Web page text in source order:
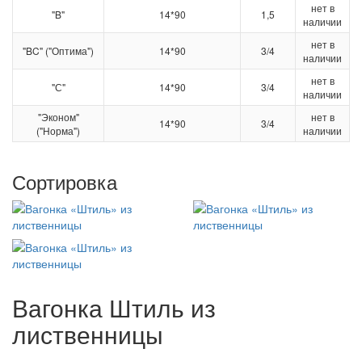
"B" 14*90 1,5
нет в
наличии
"BC" ("Оптима") 14*90 3/4
нет в
наличии
"С" 14*90 3/4
нет в
наличии
"Эконом"
("Норма")
14*90 3/4
нет в
наличии
Сортировка
Вагонка Штиль из
лиственницы